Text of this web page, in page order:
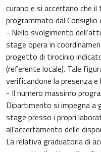
curano e si accertano che
programmato dal
- Nello svolgimento
stage opera in
progetto di tirocinio
(referente locale). Tale
verificandone la presenza e
- Il numero massimo
Dipartimento si impegna a
stage presso i propri
all'accertamento delle
La relativa graduatoria di